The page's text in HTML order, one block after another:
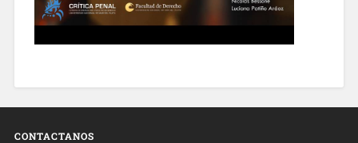
CONTACTANOS